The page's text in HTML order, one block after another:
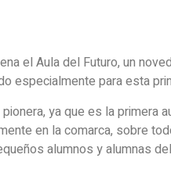
el Aula del Futuro, un
especialmente para esta
ya que es la primera
en la comarca, sobre
alumnos y alumnas